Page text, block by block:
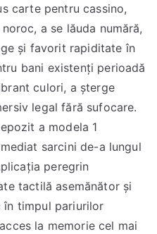
carte pentru cassino,
a se lăuda numără,
și favorit rapiditate în
bani existenți perioadă
culori, a șterge
legal fără sufocare.
a modela 1
sarcini de-a lungul
peregrin
tactilă asemănător și
în timpul pariurilor
la memorie cel mai